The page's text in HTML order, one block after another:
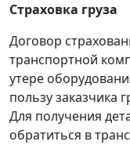
Страховка груза
Договор
транспортной
утере
пользу заказчика
Для получения
обратиться в